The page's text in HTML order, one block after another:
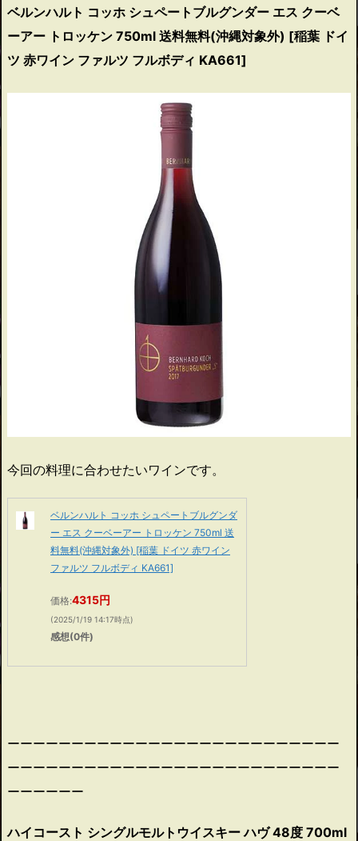
ベルンハルト コッホ シュペートブルグンダー エス クーベ
ーアー トロッケン 750ml 送料無料(沖縄対象外) [稲葉 ドイ
ツ 赤ワイン ファルツ フルボディ KA661]
今回の料理に合わせたいワインです。
ベルンハルト コッホ シュペートブルグンダ
ー エス クーベーアー トロッケン 750ml 送
料無料(沖縄対象外) [稲葉 ドイツ 赤ワイン
ファルツ フルボディ KA661]
価格:4315円
(2025/1/19 14:17時点)
感想(0件)
ーーーーーーーーーーーーーーーーーーーーーーーーーー
ーーーーーーーーーーーーーーーーーーーーーーーーーー
ーーーーーー
ハイコースト シングルモルトウイスキー ハヴ 48度 700ml